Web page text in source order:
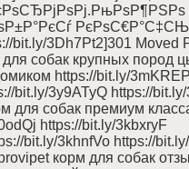
bit.ly/3Dh7Pt2]301 Moved
собак крупных пород
https://bit.ly/
bit.ly/3y9ATyQ https://
для собак премиум
https://bit.ly/3kbxryF
bit.ly/3khnfVo https://
корм для собак